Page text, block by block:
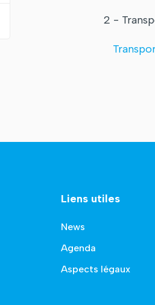
2 -
Liens utiles
News
Agenda
Aspects légaux